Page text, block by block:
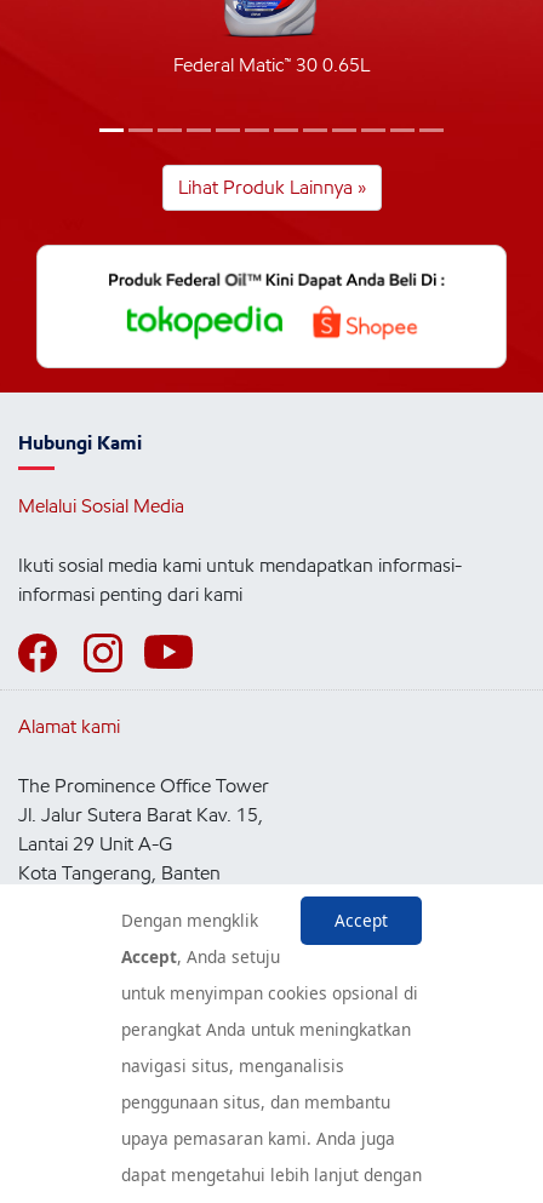
Federal Matic™ 30 0.65L
Lihat Produk Lainnya »
Hubungi Kami
Melalui Sosial Media
Ikuti sosial media kami untuk mendapatkan informasi-
informasi penting dari kami
Alamat kami
The Prominence Office Tower
Jl. Jalur Sutera Barat Kav. 15,
Lantai 29 Unit A-G
Kota Tangerang, Banten
Pusat Layanan Konsumen
Accept
Dengan mengklik
Accept, Anda setuju
untuk menyimpan cookies opsional di
perangkat Anda untuk meningkatkan
navigasi situs, menganalisis
penggunaan situs, dan membantu
upaya pemasaran kami. Anda juga
dapat mengetahui lebih lanjut dengan